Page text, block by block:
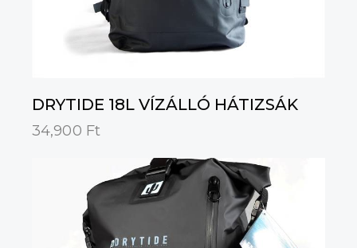
DRYTIDE 18L VÍZÁLLÓ HÁTIZSÁK
34,900 Ft